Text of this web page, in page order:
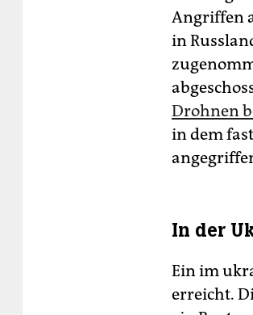
Angriffen
in
Drohnen
in dem
In der
Ein im
erreicht.